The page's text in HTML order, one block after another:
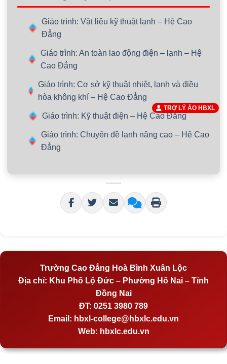
Giáo trình: Vật liệu kỹ thuật lạnh – Hệ Cao
Đẳng
Giáo trình: An toàn lao động điện – lạnh – Hệ
Cao Đẳng
Giáo trình: Cơ sở kỹ thuật nhiệt, lạnh và điều
hòa không khí – Hệ Cao Đẳng
Giáo trình: Kỹ thuật điện – Hệ Cao Đẳng
Giáo trình: Chuyên đề lạnh nâng cao – Hệ Cao
Đẳng
Trường Cao Đẳng Hoà Bình Xuân Lộc
Địa chỉ: Khu Phố Lộ Đức – Phường Hố Nai – Tỉnh
Đồng Nai
ĐT: 0251 3980 789
Email: hbxl-college@hbxlc.edu.vn
Web: hbxlc.edu.vn
TRỢ LÝ ẢO HBXL